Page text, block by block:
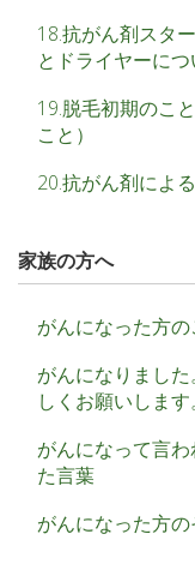
18.抗がん剤スタ
とドライヤーにつ
19.脱毛初期のこ
こと）
20.抗がん剤によ
家族の方へ
がんになった方
がんになりまし
しくお願いします。
がんになって言
た言葉
がんになった方